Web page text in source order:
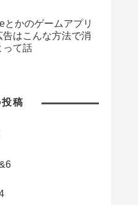
とかのゲームアプリ
告はこんな方法で消
って話
稿